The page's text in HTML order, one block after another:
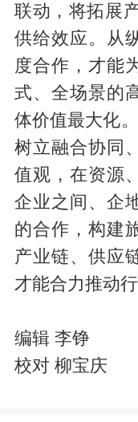
联动，将拓展
供给效应。从
度合作，才能
式、全场景的
体价值最大化
树立融合协同
值观，在资源
企业之间、企
的合作，构建
产业链、供应
才能合力推动
编辑 李铮
校对 柳宝庆